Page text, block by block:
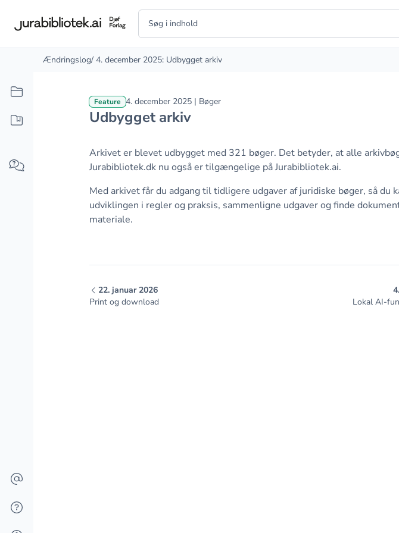
Ændringslog/ 4. december 2025: Udbygget arkiv
Feature 4. december 2025 | Bøger
Udbygget arkiv
Arkivet er blevet udbygget med 321 bøger. Det betyder, at alle
Jurabibliotek.dk nu også er tilgængelige på Jurabibliotek.ai.
Med arkivet får du adgang til tidligere udgaver af juridiske bøger, så du
udviklingen i regler og praksis, sammenligne udgaver og finde
materiale.
22. januar 2026
Print og download
Lokal AI-